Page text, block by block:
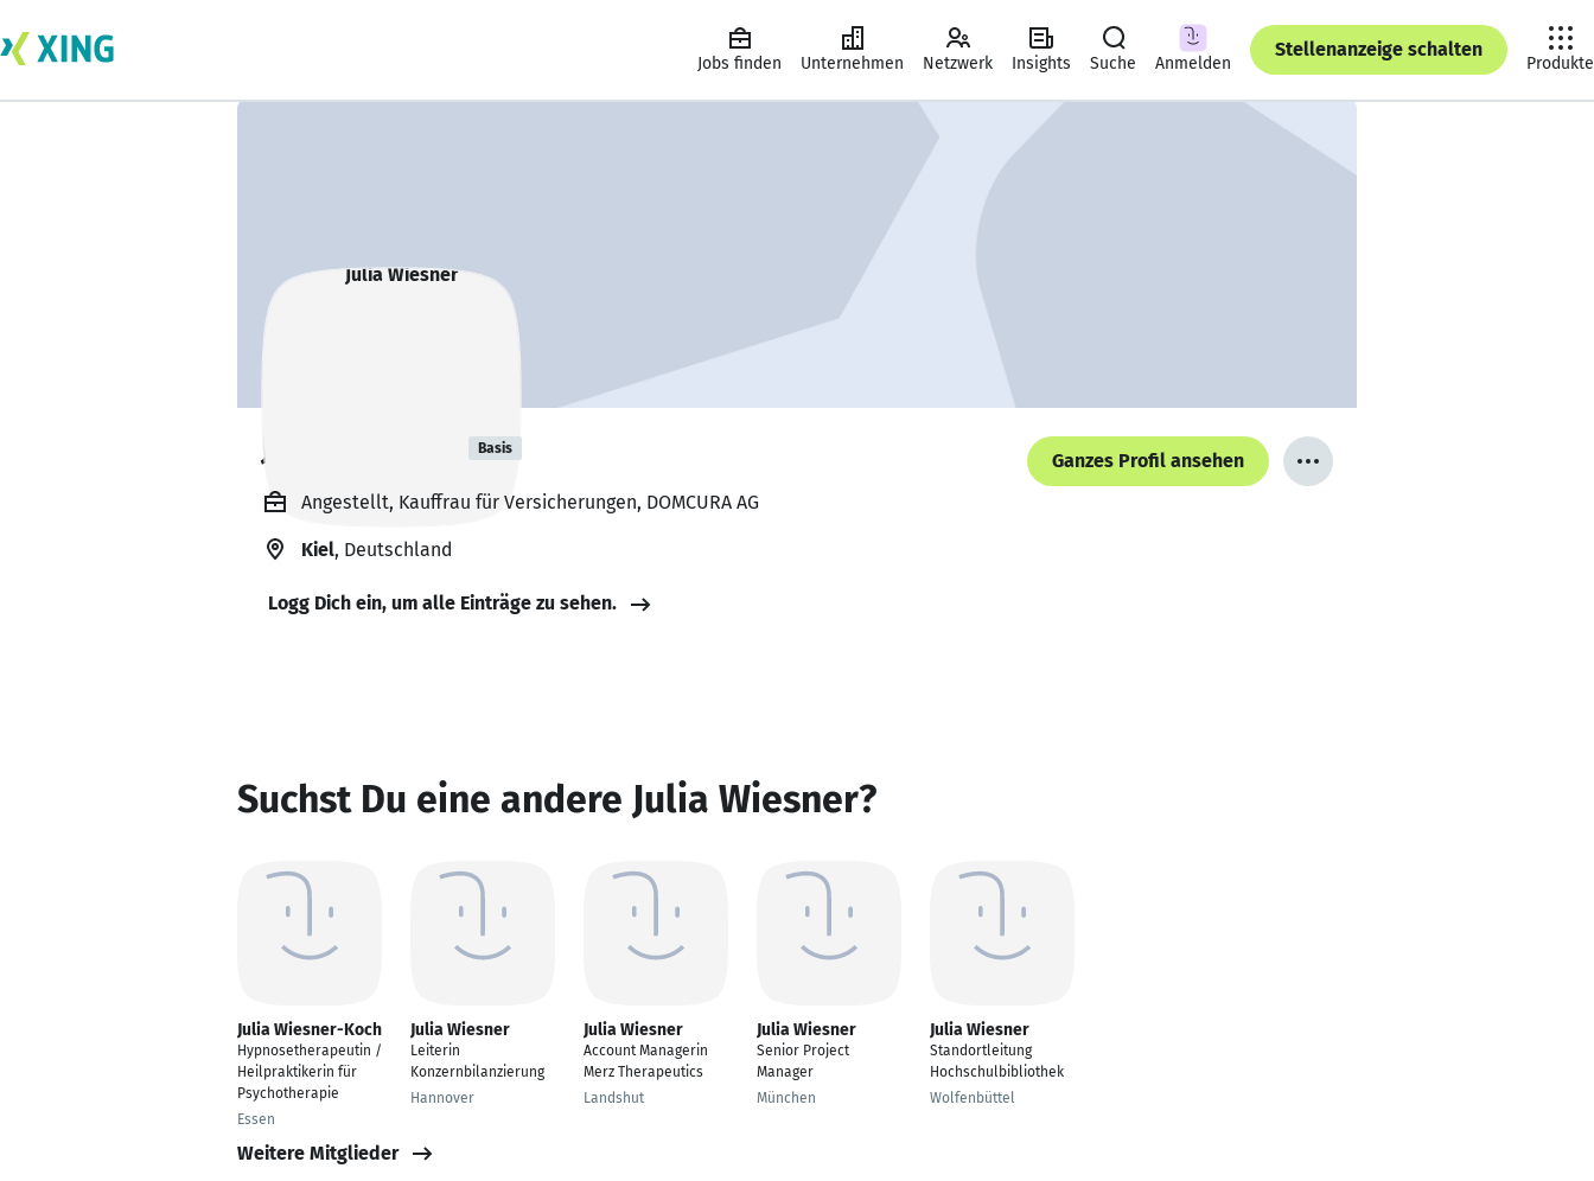
Jobs finden Unternehmen Netzwerk Insights Suche Anmelden
Stellenanzeige schalten
Produkte
Julia Wiesner Basis
Ganzes Profil ansehen
Angestellt, Kauffrau für Versicherungen, DOMCURA AG
Kiel, Deutschland
Logg Dich ein, um alle Einträge zu sehen.
Suchst Du eine andere Julia Wiesner?
Julia Wiesner-Koch
Hypnosetherapeutin /
Heilpraktikerin für
Psychotherapie
Essen
Julia Wiesner
Leiterin
Konzernbilanzierung
Hannover
Julia Wiesner
Account Managerin
Merz Therapeutics
Landshut
Julia Wiesner
Senior Project
Manager
München
Julia Wiesner
Standortleitung
Hochschulbibliothek
Wolfenbüttel
Weitere Mitglieder